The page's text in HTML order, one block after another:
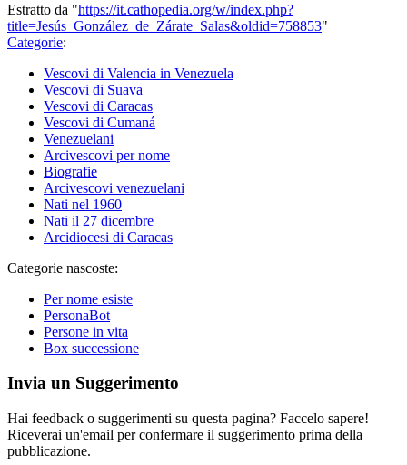
Estratto da "https://it.cathopedia.org/w/index.php?
title=Jesús_González_de_Zárate_Salas&oldid=758853"
Categorie:
Vescovi di Valencia in Venezuela
Vescovi di Suava
Vescovi di Caracas
Vescovi di Cumaná
Venezuelani
Arcivescovi per nome
Biografie
Arcivescovi venezuelani
Nati nel 1960
Nati il 27 dicembre
Arcidiocesi di Caracas
Categorie nascoste:
Per nome esiste
PersonaBot
Persone in vita
Box successione
Invia un Suggerimento
Hai feedback o suggerimenti su questa pagina? Faccelo sapere!
Riceverai un'email per confermare il suggerimento prima della
pubblicazione.